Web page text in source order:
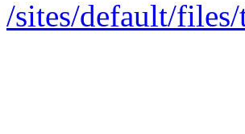
/sites/default/